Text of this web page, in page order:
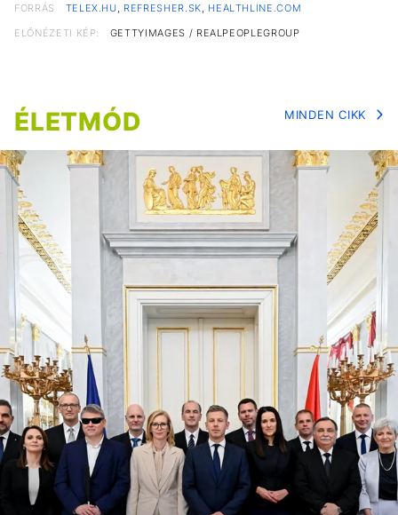
FORRÁS TELEX.HU, REFRESHER.SK, HEALTHLINE.COM
ELŐNÉZETI KÉP:
GETTYIMAGES / REALPEOPLEGROUP
ÉLETMÓD MINDEN CIKK